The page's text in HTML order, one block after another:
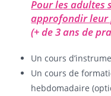
Pour les adultes
approfondir
(+ de 3 ans de
Un cours
Un cours de
hebdomadaire